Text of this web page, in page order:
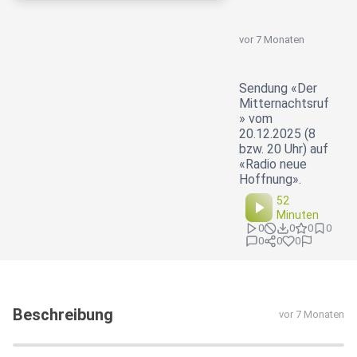
vor 7 Monaten
Sendung «Der
Mitternachtsruf
» vom
20.12.2025 (8
bzw. 20 Uhr) auf
«Radio neue
Hoffnung».
52
Minuten
0 0 0
0
0
0 0
Beschreibung vor 7 Monaten